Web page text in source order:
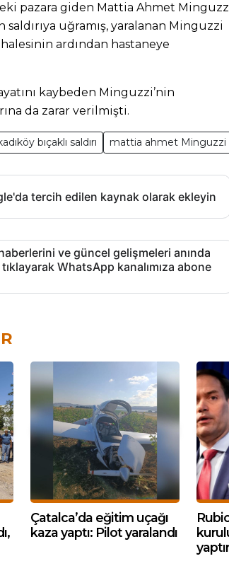
pazara giden Mattia Ahmet
saldırıya uğramış, yaralanan Minguzzi
ardından hastaneye
kaybeden Minguzzi’nin
da zarar verilmişti.
bıçaklı saldırı mattia ahmet Minguzzi
tercih edilen kaynak olarak ekleyin
ve güncel gelişmeleri anında
WhatsApp kanalımıza abone
Çatalca’da eğitim uçağı
kaza yaptı: Pilot yaralandı